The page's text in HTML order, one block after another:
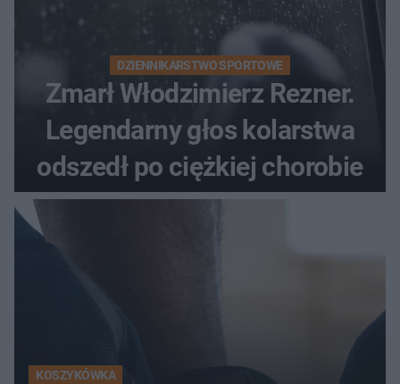
DZIENNIKARSTWO SPORTOWE
Zmarł Włodzimierz Rezner.
Legendarny głos kolarstwa
odszedł po ciężkiej chorobie
KOSZYKÓWKA